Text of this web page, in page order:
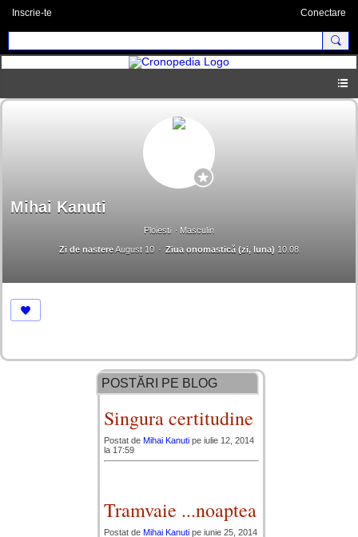
Inscrie-te Conectare
Mihai Kanuti
Ploiesti
Masculin
Zi de nastereAugust 10 Ziua onomastică (zi, luna) 10.08
POSTĂRI PE BLOG
Singura certitudine
Postat de Mihai Kanuti pe iulie 12, 2014
la 17:59
Tramvaie ...noaptea
Postat de Mihai Kanuti pe iunie 25, 2014